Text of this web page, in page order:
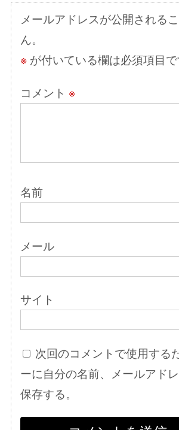
ョ
ン
メールアドレスが公開される
ん。
※が付いている欄は必須項目
コメント ※
名前
メール
サイト
次回のコメントで使用する
ーに自分の名前、メールアド
保存する。